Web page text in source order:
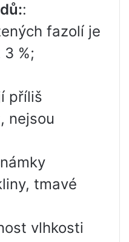
:
fazolí je
%;
příliš
nejsou
tmavé
vlhkosti